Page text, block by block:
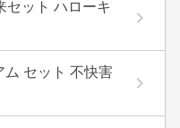
セット ハローキ
ム セット 不快害